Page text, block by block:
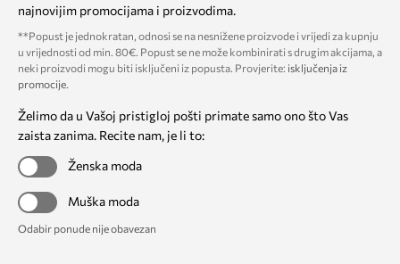
najnovijim promocijama i proizvodima.
**Popust je jednokratan, odnosi se na nesnižene proizvode i vrijedi za kupnju
u vrijednosti od min. 80€. Popust se ne može kombinirati s drugim akcijama, a
neki proizvodi mogu biti isključeni iz popusta. Provjerite: isključenja iz
promocije.
Želimo da u Vašoj pristigloj pošti primate samo ono što Vas
zaista zanima. Recite nam, je li to:
Ženska moda
Muška moda
Odabir ponude nije obavezan